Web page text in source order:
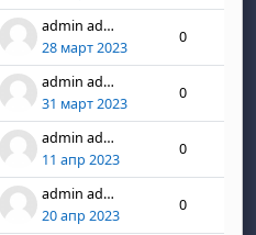
admin admin
28 март 2023
0
admin admin
31 март 2023
0
admin admin
11 апр 2023
0
admin admin
20 апр 2023
0